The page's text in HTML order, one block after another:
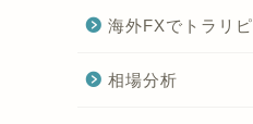
海外FXでトラリピ
相場分析